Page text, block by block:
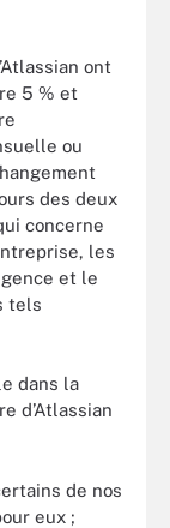
ont
5 % et
ou
des deux
concerne
les
et le
tels
dans la
d’Atlassian
de nos
eux ;